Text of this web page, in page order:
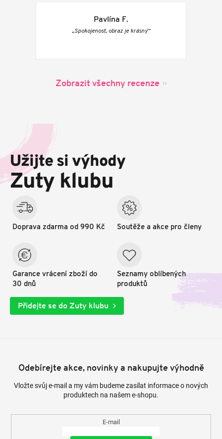
Pavlína F.
„Spokojenost, obraz je krásný“
Zobrazit všechny recenze
a
í
Užijte si výhody
Zuty klubu
Doprava zdarma od 990 Kč
Garance vrácení zboží do
30 dnů
Soutěže a akce pro členy
Seznamy oblíbených
produktů
Přidejte se do Zuty klubu
Odebírejte akce, novinky a nakupujte výhodně
Vložte svůj e-mail a my vám budeme zasílat informace o nových
produktech na našem e-shopu.
E-mail